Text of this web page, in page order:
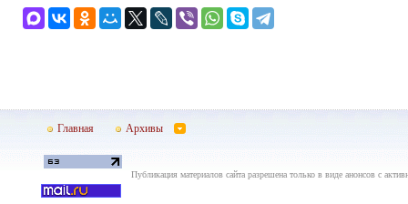
Главная Архивы
Публикация материалов сайта разрешена только в виде анонсов с